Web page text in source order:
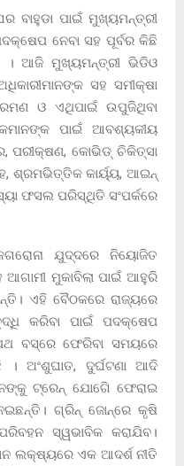
ବାହୁଡା ପାଇଁ ମୁଖ୍ୟମନ୍ତ୍ରୀ
ନେବା ସହ ପୂର୍ବର କିଛି
। ଆଜି ମୁଖ୍ୟମନ୍ତ୍ରୀ ଭିଡିଓ
ସହ ସମୀକ୍ଷା
ଓ ଏଥିପାଇଁ ଉପୁଜିଥିବା
ପାଇଁ ଆବଶ୍ୟକୀୟ
ପରୀକ୍ଷଣ, କୋଭିଡ୍‌ ଚିକିତ୍ସା
ଶ୍ରମଭିତ୍ତିକ କାର୍ୟ୍ୟ, ଆଇନ୍‌
ଫସଲ ପରିସ୍ଥିତି ସଂପର୍କରେ
ଯୁଦ୍ଦରେ ନିୟୋଜିତ
ଆଗାମୀ ମୁକାବିଲା ପାଇଁ ଆହୁରି
ଏହି ବୈଠକରେ ରାଜ୍ୟରେ
କରିବା ପାଇଁ ପଦକ୍ଷେପ
ବସ୍‌ରେ ଫେରିବା ସମୟରେ
। ଅଂଶୁଘାତ, ଦୁର୍ଘଟଣା ଆଦି
ଟ୍ରେନ୍‌ ଯୋଗେି ଫେରାଇ
ଗ୍ରିନ୍‌ ଜୋନ୍‌ରେ କୃଷି
ସ୍ୱଭାବିକ କରାଯିବ।
ଲକ୍ଷ୍ୟରେ ଏକ ଆଦର୍ଶ ନୀତି